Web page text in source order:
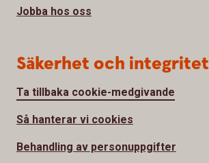
Jobba hos oss
Säkerhet och integritet
Ta tillbaka cookie-medgivande
Så hanterar vi cookies
Behandling av personuppgifter